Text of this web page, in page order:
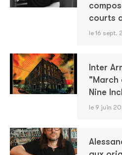
courts
le 16 sept.
Inter
"March
Nine
le 9 juin